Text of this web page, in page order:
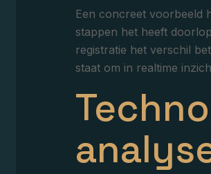
Een concreet voorbeeld
stappen het heeft
registratie het verschil
staat om in realtime